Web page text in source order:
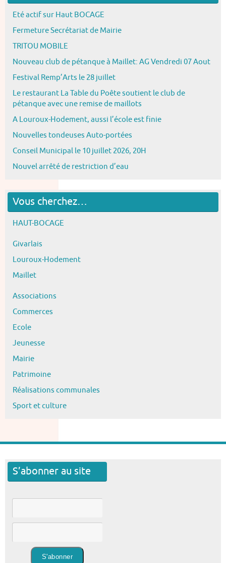
Eté actif sur Haut BOCAGE
Fermeture Secrétariat de Mairie
TRITOU MOBILE
Nouveau club de pétanque à Maillet: AG Vendredi 07 Aout
Festival Remp’Arts le 28 juillet
Le restaurant La Table du Poête soutient le club de
pétanque avec une remise de maillots
A Louroux-Hodement, aussi l’école est finie
Nouvelles tondeuses Auto-portées
Conseil Municipal le 10 juillet 2026, 20H
Nouvel arrêté de restriction d’eau
Vous cherchez…
HAUT-BOCAGE
Givarlais
Louroux-Hodement
Maillet
Associations
Commerces
Ecole
Jeunesse
Mairie
Patrimoine
Réalisations communales
Sport et culture
S’abonner au site